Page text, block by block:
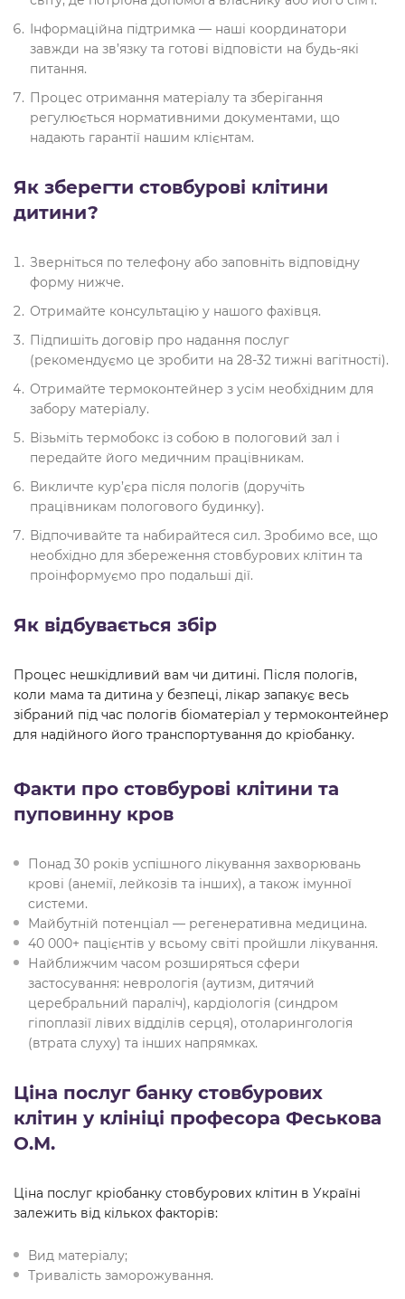
Інформаційна підтримка — наші координатори
завжди на зв’язку та готові відповісти на будь-які
питання.
Процес отримання матеріалу та зберігання
регулюється нормативними документами, що
надають гарантії нашим клієнтам.
Як зберегти стовбурові клітини
дитини?
Зверніться по телефону або заповніть відповідну
форму нижче.
Отримайте консультацію у нашого фахівця.
Підпишіть договір про надання послуг
(рекомендуємо це зробити на 28-32 тижні вагітності).
Отримайте термоконтейнер з усім необхідним для
забору матеріалу.
Візьміть термобокс із собою в пологовий зал і
передайте його медичним працівникам.
Викличте кур’єра після пологів (доручіть
працівникам пологового будинку).
Відпочивайте та набирайтеся сил. Зробимо все, що
необхідно для збереження стовбурових клітин та
проінформуємо про подальші дії.
Як відбувається збір
Процес нешкідливий вам чи дитині. Після пологів,
коли мама та дитина у безпеці, лікар запакує весь
зібраний під час пологів біоматеріал у термоконтейнер
для надійного його транспортування до кріобанку.
Факти про стовбурові клітини та
пуповинну кров
Понад 30 років успішного лікування захворювань
крові (анемії, лейкозів та інших), а також імунної
системи.
Майбутній потенціал — регенеративна медицина.
40 000+ пацієнтів у всьому світі пройшли лікування.
Найближчим часом розширяться сфери
застосування: неврологія (аутизм, дитячий
церебральний параліч), кардіологія (синдром
гіпоплазії лівих відділів серця), отоларингологія
(втрата слуху) та інших напрямках.
Ціна послуг банку стовбурових
клітин у клініці професора Феськова
О.М.
Ціна послуг кріобанку стовбурових клітин в Україні
залежить від кількох факторів:
Вид матеріалу;
Тривалість заморожування.